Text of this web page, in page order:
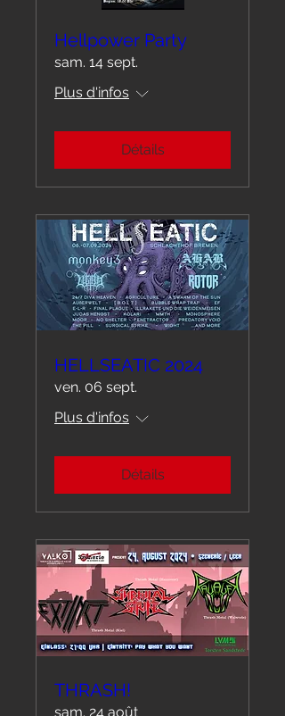
Hellpower Party
sam. 14 sept.
Plus d'infos
Détails
HELLSEATIC 2024
ven. 06 sept.
Plus d'infos
Détails
THRASH!
sam. 24 août